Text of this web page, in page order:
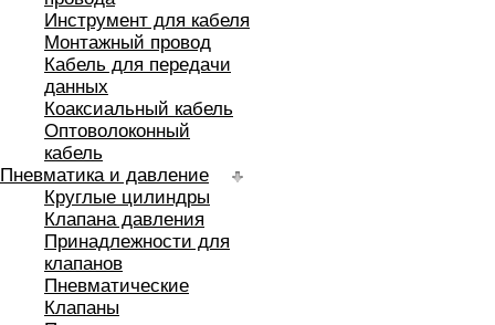
Инструмент для кабеля
Монтажный провод
Кабель для передачи
данных
Коаксиальный кабель
Оптоволоконный
кабель
Пневматика и давление
Круглые цилиндры
Клапана давления
Принадлежности для
клапанов
Пневматические
Клапаны